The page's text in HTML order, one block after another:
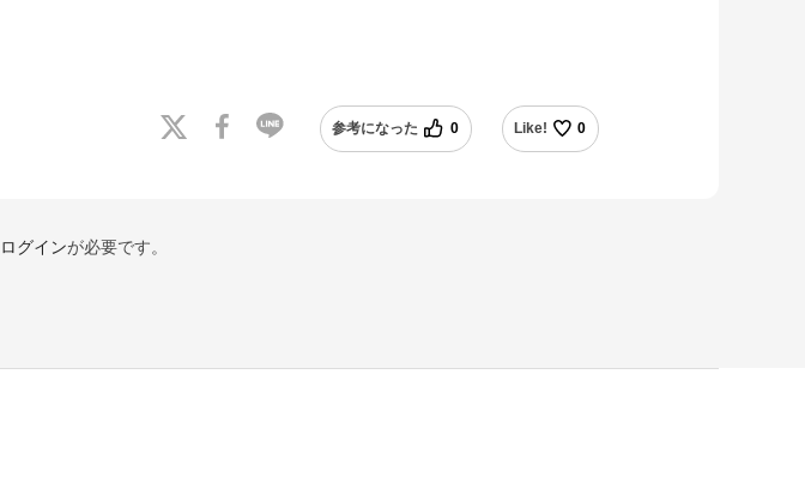
参考になった 0 Like! 0
ログインが必要です。